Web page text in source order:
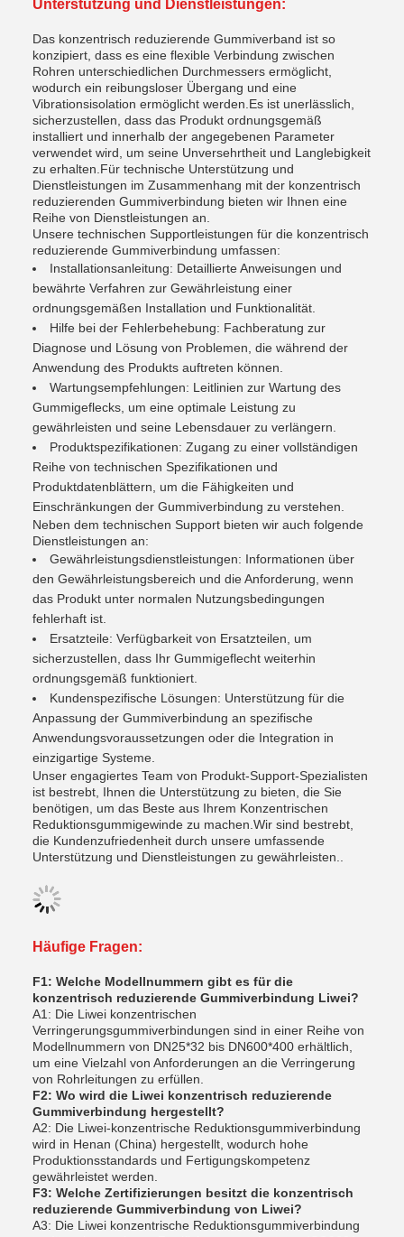
Unterstützung und Dienstleistungen:
Das konzentrisch reduzierende Gummiverband ist so
konzipiert, dass es eine flexible Verbindung zwischen
Rohren unterschiedlichen Durchmessers ermöglicht,
wodurch ein reibungsloser Übergang und eine
Vibrationsisolation ermöglicht werden.Es ist unerlässlich,
sicherzustellen, dass das Produkt ordnungsgemäß
installiert und innerhalb der angegebenen Parameter
verwendet wird, um seine Unversehrtheit und Langlebigkeit
zu erhalten.Für technische Unterstützung und
Dienstleistungen im Zusammenhang mit der konzentrisch
reduzierenden Gummiverbindung bieten wir Ihnen eine
Reihe von Dienstleistungen an.
Unsere technischen Supportleistungen für die konzentrisch
reduzierende Gummiverbindung umfassen:
Installationsanleitung: Detaillierte Anweisungen und
bewährte Verfahren zur Gewährleistung einer
ordnungsgemäßen Installation und Funktionalität.
Hilfe bei der Fehlerbehebung: Fachberatung zur
Diagnose und Lösung von Problemen, die während der
Anwendung des Produkts auftreten können.
Wartungsempfehlungen: Leitlinien zur Wartung des
Gummigeflecks, um eine optimale Leistung zu
gewährleisten und seine Lebensdauer zu verlängern.
Produktspezifikationen: Zugang zu einer vollständigen
Reihe von technischen Spezifikationen und
Produktdatenblättern, um die Fähigkeiten und
Einschränkungen der Gummiverbindung zu verstehen.
Neben dem technischen Support bieten wir auch folgende
Dienstleistungen an:
Gewährleistungsdienstleistungen: Informationen über
den Gewährleistungsbereich und die Anforderung, wenn
das Produkt unter normalen Nutzungsbedingungen
fehlerhaft ist.
Ersatzteile: Verfügbarkeit von Ersatzteilen, um
sicherzustellen, dass Ihr Gummigeflecht weiterhin
ordnungsgemäß funktioniert.
Kundenspezifische Lösungen: Unterstützung für die
Anpassung der Gummiverbindung an spezifische
Anwendungsvoraussetzungen oder die Integration in
einzigartige Systeme.
Unser engagiertes Team von Produkt-Support-Spezialisten
ist bestrebt, Ihnen die Unterstützung zu bieten, die Sie
benötigen, um das Beste aus Ihrem Konzentrischen
Reduktionsgummigewinde zu machen.Wir sind bestrebt,
die Kundenzufriedenheit durch unsere umfassende
Unterstützung und Dienstleistungen zu gewährleisten..
Häufige Fragen:
F1: Welche Modellnummern gibt es für die
konzentrisch reduzierende Gummiverbindung Liwei?
A1: Die Liwei konzentrischen
Verringerungsgummiverbindungen sind in einer Reihe von
Modellnummern von DN25*32 bis DN600*400 erhältlich,
um eine Vielzahl von Anforderungen an die Verringerung
von Rohrleitungen zu erfüllen.
F2: Wo wird die Liwei konzentrisch reduzierende
Gummiverbindung hergestellt?
A2: Die Liwei-konzentrische Reduktionsgummiverbindung
wird in Henan (China) hergestellt, wodurch hohe
Produktionsstandards und Fertigungskompetenz
gewährleistet werden.
F3: Welche Zertifizierungen besitzt die konzentrisch
reduzierende Gummiverbindung von Liwei?
A3: Die Liwei konzentrische Reduktionsgummiverbindung